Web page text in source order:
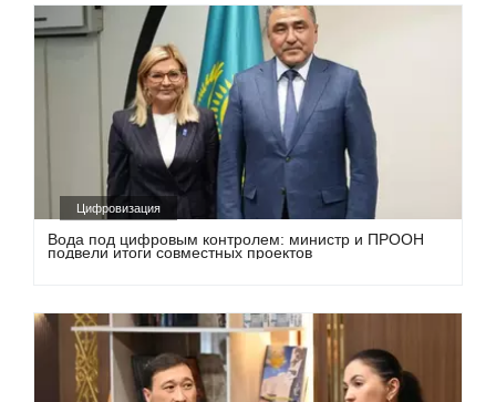
Цифровизация
Вода под цифровым контролем: министр и ПРООН
подвели итоги совместных проектов